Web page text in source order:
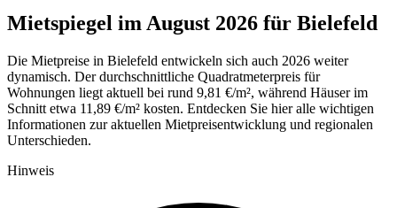
Mietspiegel im August 2026 für Bielefeld
Die Mietpreise in Bielefeld entwickeln sich auch 2026 weiter
dynamisch. Der durchschnittliche Quadratmeterpreis für
Wohnungen liegt aktuell bei rund 9,81 €/m², während Häuser im
Schnitt etwa 11,89 €/m² kosten. Entdecken Sie hier alle wichtigen
Informationen zur aktuellen Mietpreisentwicklung und regionalen
Unterschieden.
Hinweis